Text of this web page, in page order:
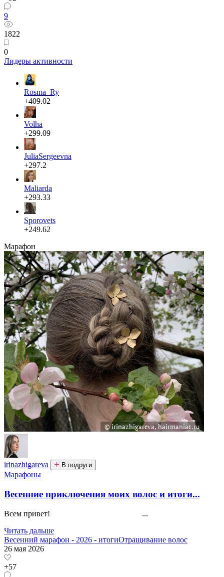
9
1822
0
Лидеры активности
Rosma_Ry
+409.02
Volha
+299.09
JuliaSergeevna
+297.2
Maliarda
+293.33
Sporovets
+249.62
Марафон
irinazhigareva В подруги
Марафоны
Весенние приключения моих волос и итоги...
Всем привет! ...
Читать дальше
Весенний марафон - 2026 - итогиОтращивание волос
26 мая 2026
+57